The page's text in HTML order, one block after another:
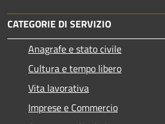
CATEGORIE DI SERVIZIO
Anagrafe e stato civile
Cultura e tempo libero
Vita lavorativa
Imprese e Commercio